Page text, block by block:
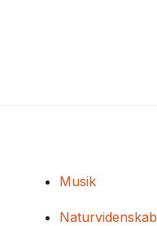
Musik
Naturvidenskab